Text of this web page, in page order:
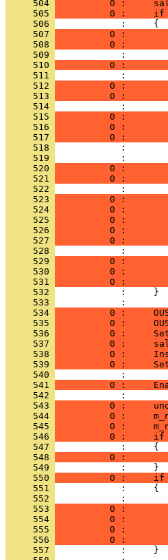
     504
0 :
     505
0 :
     506
     507
0 :
     508
0 :
     509
     510
0 :
     511
     512
0 :
     513
0 :
     514
     515
0 :
     516
0 :
     517
0 :
     518
     519
     520
0 :
     521
0 :
     522
     523
0 :
     524
0 :
     525
0 :
     526
0 :
     527
0 :
     528
     529
0 :
     530
0 :
     531
0 :
     532
     533
     534
0 :
     535
0 :
     536
0 :
     537
0 :
     538
0 :
     539
0 :
     540
     541
0 :
     542
     543
0 :
     544
0 :
     545
0 :
     546
0 :     if
     547
     548
0 :
     549
     550
0 :
     551
     552
     553
0 :
     554
0 :
     555
0 :
     556
0 :
     557